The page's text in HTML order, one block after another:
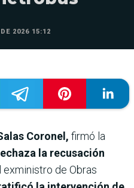
2026 15:12
Coronel, firmó la
la recusación
de Obras